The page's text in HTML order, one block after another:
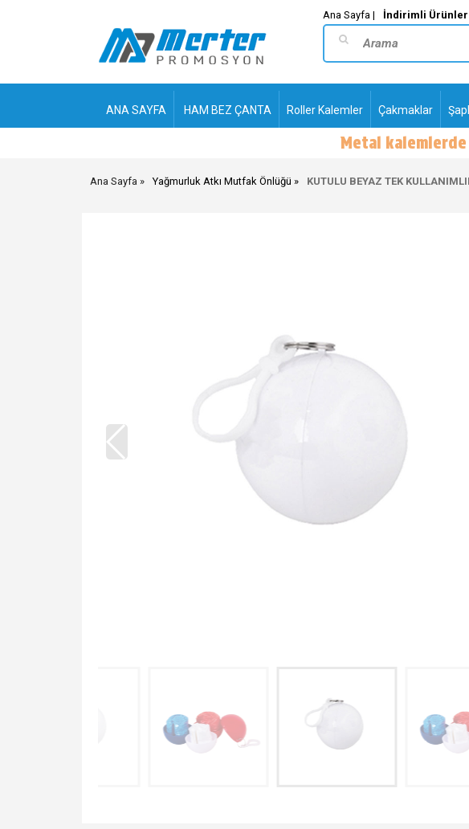
Ana Sayfa | İndirimli Ürünler
ANA SAYFA HAM BEZ ÇANTA Roller Kalemler Çakmaklar
Ana Sayfa Yağmurluk Atkı Mutfak Önlüğü KUTULU BEYAZ TEK